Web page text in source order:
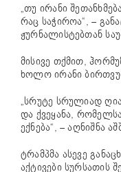
„თუ ირანი
რაც საჭიროა“, –
ჟურნალისტებთან
მისივე თქმით,
ხოლო ირანი
„სრუტე სრულიად
და ქვეყანა,
ექნება“, – აღნიშნა
ტრამპმა ასევე
აქტივები სურსათის